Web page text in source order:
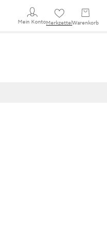
Mein KontoMerkzettel Warenkorb